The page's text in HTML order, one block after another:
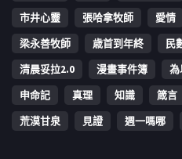
市井心靈
張哈拿牧師 愛情
梁永善牧師
歳首到年終 民
清晨妥拉2.0
漫畫事件簿 為
申命記
真理 知識 箴言
荒漠甘泉
見證 週一嗎哪